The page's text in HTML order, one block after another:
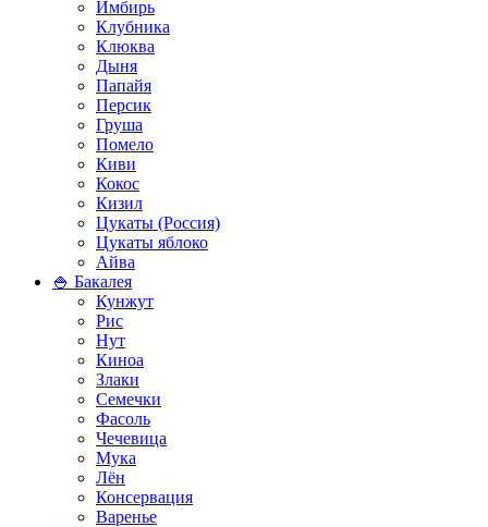
Имбирь
Клубника
Клюква
Дыня
Папайя
Персик
Груша
Помело
Киви
Кокос
Кизил
Цукаты (Россия)
Цукаты яблоко
Айва
🍚 Бакалея
Кунжут
Рис
Нут
Киноа
Злаки
Семечки
Фасоль
Чечевица
Мука
Лён
Консервация
Варенье